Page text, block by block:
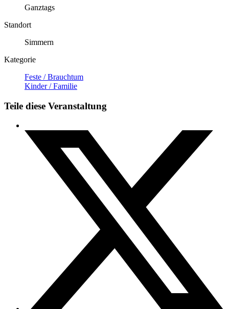
Ganztags
Standort
Simmern
Kategorie
Feste / Brauchtum
Kinder / Familie
Teile diese Veranstaltung